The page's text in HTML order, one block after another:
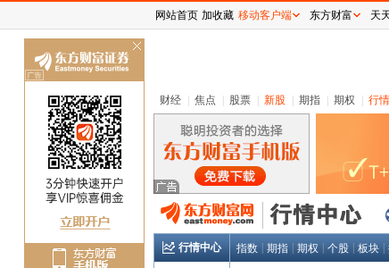
财经 焦点 股票 新股 期指 期权 行情
行情中心 指数 期指 期权 个股 板块
网站首页 加收藏 移动客户端 东方财富 天